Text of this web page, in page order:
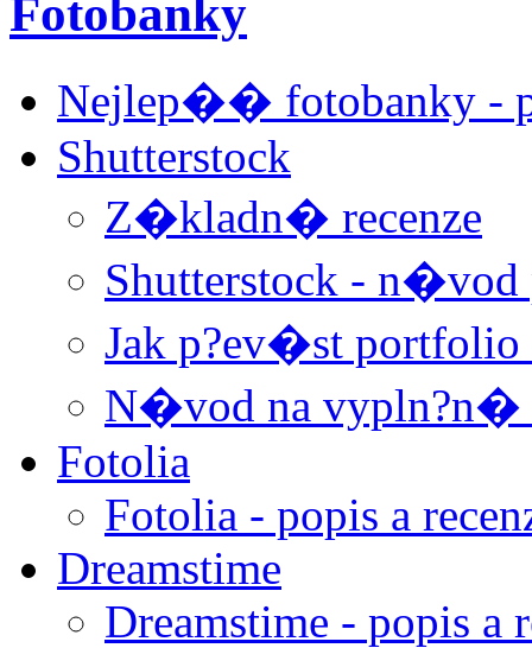
Fotobanky
Nejlep�� fotobanky -
Shutterstock
Z�kladn� recenze
Shutterstock - n�vod
Jak p?ev�st portfolio
N�vod na vypln?n�
Fotolia
Fotolia - popis a
Dreamstime
Dreamstime - popis a